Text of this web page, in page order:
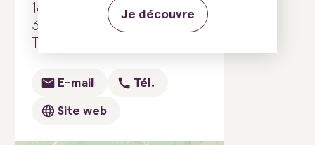
186 Chemin des Pinèdes
34270 Saint-Mathieu-de-
E-mail Tél.
Site web
Je découvre